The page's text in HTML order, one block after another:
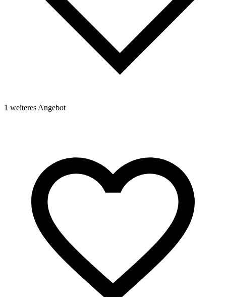
1 weiteres Angebot